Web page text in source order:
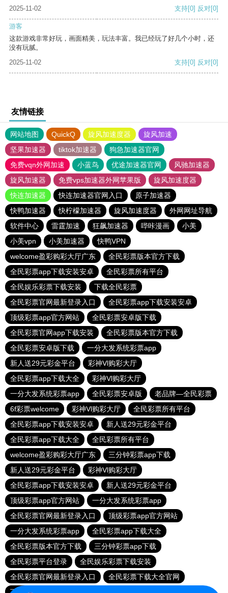
2025-11-02
支持[0] 反对[0]
游客
这款游戏非常好玩，画面精美，玩法丰富。我已经玩了好几个小时，还
没有玩腻。
2025-11-02
支持[0] 反对[0]
友情链接
网站地图 QuickQ 旋风加速度器
旋风加速
坚果加速器
tiktok加速器
狗急加速器官网
免费vqn外网加速
小蓝鸟 优途加速器官网
风驰加速器
旋风加速器
免费vps加速器外网苹果版
旋风加速度器
快连加速器
快连加速器官网入口
原子加速器
快鸭加速器
快柠檬加速器 旋风加速度器
外网网址导航
软件中心
雷霆加速 狂飙加速器 哔咔漫画
小美
小美vpn
小美加速器
快鸭VPN
welcome盈彩购彩大厅广东
全民彩票版本官方下载
全民彩票app下载安装安卓
全民彩票所有平台
全民娱乐彩票下载安装
下载全民彩票
全民彩票官网最新登录入口
全民彩票app下载安装安卓
顶级彩票app官方网站
全民彩票安卓版下载
全民彩票官网app下载安装
全民彩票版本官方下载
全民彩票安卓版下载
一分大发系统彩票app
新人送29元彩金平台
彩神Vl购彩大厅
全民彩票app下载大全
彩神Vl购彩大厅
一分大发系统彩票app
全民彩票安卓版
老品牌—全民彩票
6f彩票welcome
彩神Vl购彩大厅
全民彩票所有平台
全民彩票app下载安装安卓
新人送29元彩金平台
全民彩票app下载大全
全民彩票所有平台
welcome盈彩购彩大厅广东
三分钟彩票app下载
新人送29元彩金平台
彩神Vl购彩大厅
全民彩票app下载安装安卓
新人送29元彩金平台
顶级彩票app官方网站
一分大发系统彩票app
全民彩票官网最新登录入口
顶级彩票app官方网站
一分大发系统彩票app
全民彩票app下载大全
全民彩票版本官方下载
三分钟彩票app下载
全民彩票平台登录
全民娱乐彩票下载安装
全民彩票官网最新登录入口
全民彩票下载大全官网